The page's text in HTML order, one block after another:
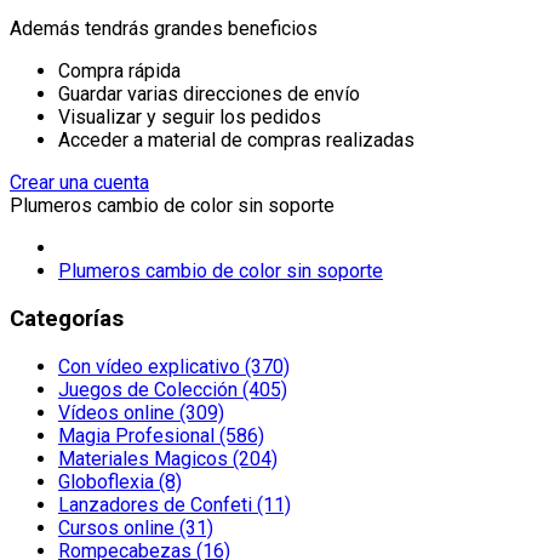
Además tendrás grandes beneficios
Compra rápida
Guardar varias direcciones de envío
Visualizar y seguir los pedidos
Acceder a material de compras realizadas
Crear una cuenta
Plumeros cambio de color sin soporte
Plumeros cambio de color sin soporte
Categorías
Con vídeo explicativo (370)
Juegos de Colección (405)
Vídeos online (309)
Magia Profesional (586)
Materiales Magicos (204)
Globoflexia (8)
Lanzadores de Confeti (11)
Cursos online (31)
Rompecabezas (16)